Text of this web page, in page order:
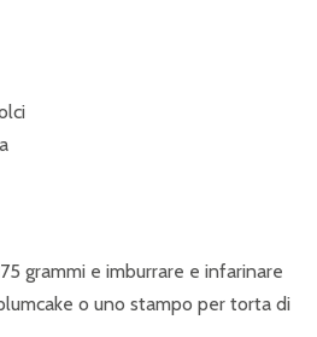
grammi e imburrare e infarinare
o uno stampo per torta di